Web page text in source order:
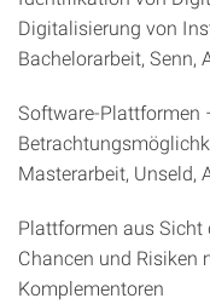
Digitalisierung von
Bachelorarbeit, Senn,
Software-Plattformen
Masterarbeit, Unseld,
Plattformen aus
Chancen und Risiken
Komplementoren